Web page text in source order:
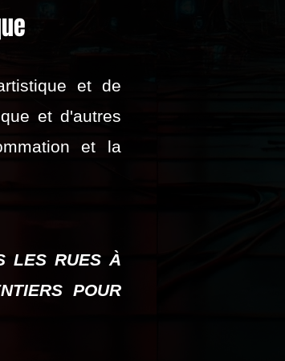
et de
et d'autres
et la
LES RUES À
POUR